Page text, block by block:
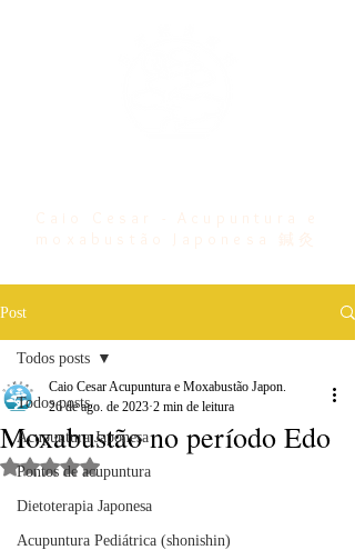
Caio Cesar - Acupuntura e
moxabustão Japonesa 鍼灸
Post
Todos posts
Acupuntura Japonesa
Pontos de acupuntura
Dietoterapia Japonesa
Acupuntura Pediátrica (shonishin)
Todos posts
Moxabustão no período Edo
Caio Cesar Acupuntura e Moxabustão Japon.
26 de ago. de 2023 2 min de leitura
Avaliado com NaN de 5 estrelas.